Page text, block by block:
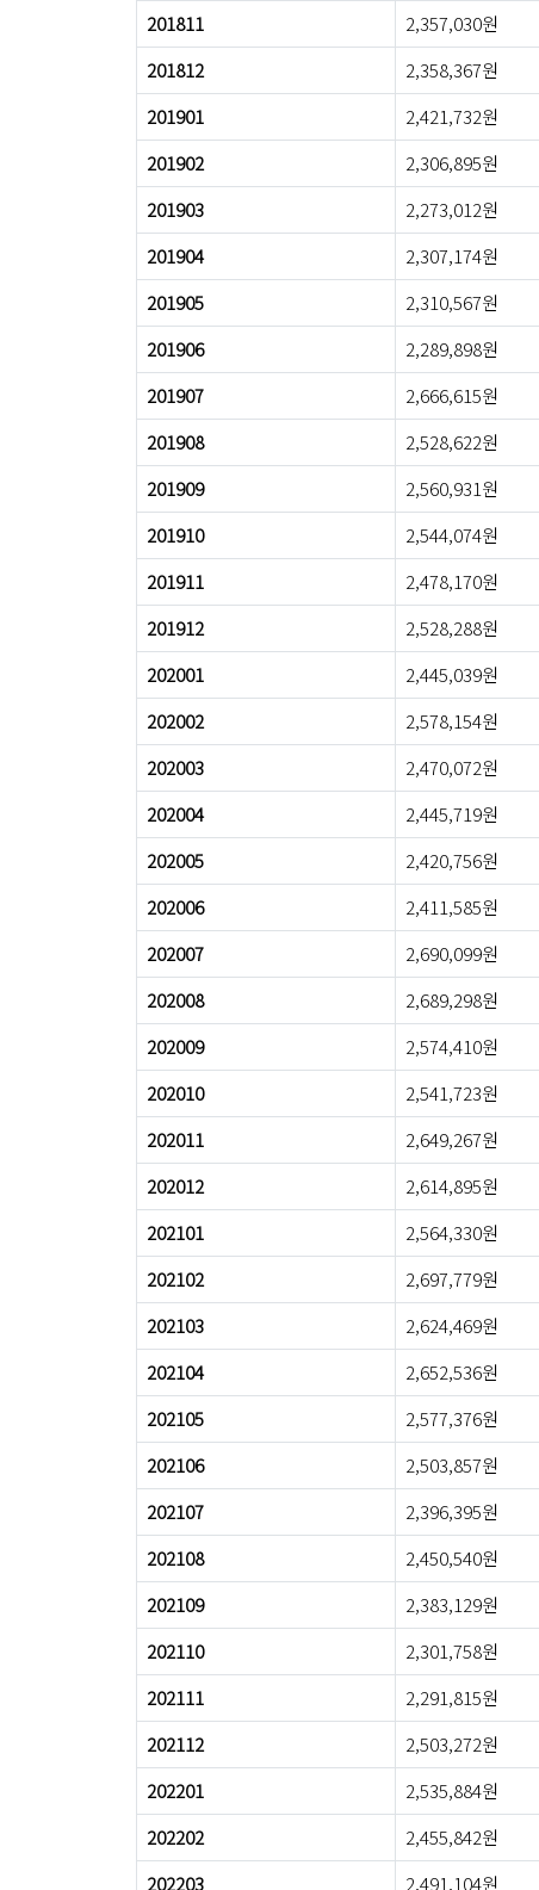
201811
2,357,030원
201812
2,358,367원
201901
2,421,732원
201902
2,306,895원
201903
2,273,012원
201904
2,307,174원
201905
2,310,567원
201906
2,289,898원
201907
2,666,615원
201908
2,528,622원
201909
2,560,931원
201910
2,544,074원
201911
2,478,170원
201912
2,528,288원
202001
2,445,039원
202002
2,578,154원
202003
2,470,072원
202004
2,445,719원
202005
2,420,756원
202006
2,411,585원
202007
2,690,099원
202008
2,689,298원
202009
2,574,410원
202010
2,541,723원
202011
2,649,267원
202012
2,614,895원
202101
2,564,330원
202102
2,697,779원
202103
2,624,469원
202104
2,652,536원
202105
2,577,376원
202106
2,503,857원
202107
2,396,395원
202108
2,450,540원
202109
2,383,129원
202110
2,301,758원
202111
2,291,815원
202112
2,503,272원
202201
2,535,884원
202202
2,455,842원
202203
2,491,104원